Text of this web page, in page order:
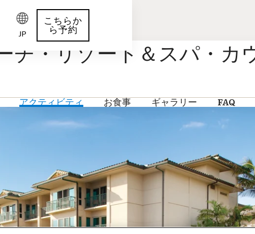
JP
こちらか
ら予約
チ・リゾート＆スパ・カ
アクティビティ お食事 ギャラリー FAQ